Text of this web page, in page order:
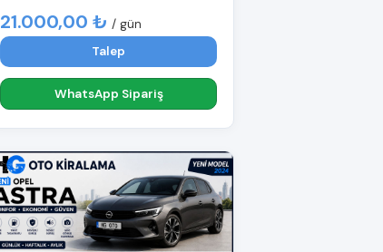
21.000,00 ₺ / gün
Talep
WhatsApp Sipariş